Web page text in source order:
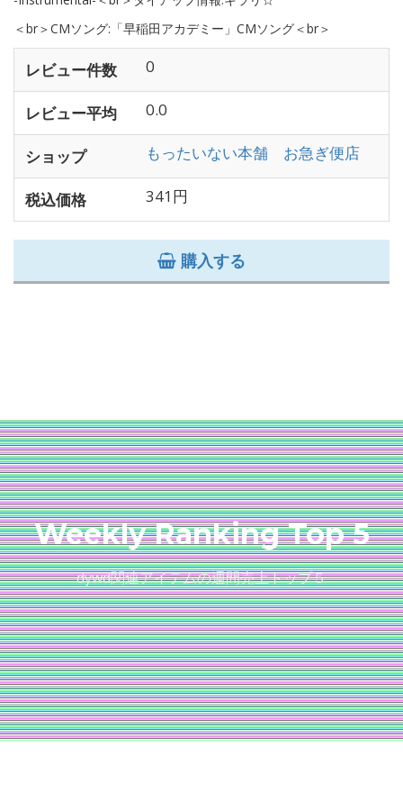
＜br＞CMソング:「早稲田アカデミー」CMソング＜br＞
レビュー件数 0
レビュー平均 0.0
ショップ もったいない本舗 お急ぎ便店
税込価格 341円
購入する
Weekly Ranking Top 5
dywd関連アイテムの週間売上トップ５